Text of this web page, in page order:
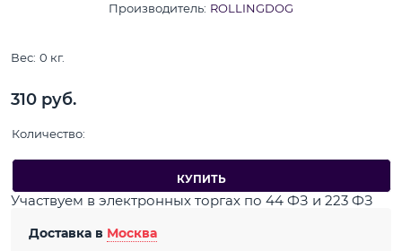
Производитель: ROLLINGDOG
Вес: 0 кг.
310 руб.
Количество:
КУПИТЬ
Участвуем в электронных торгах по 44 ФЗ и 223 ФЗ
Доставка в Москва